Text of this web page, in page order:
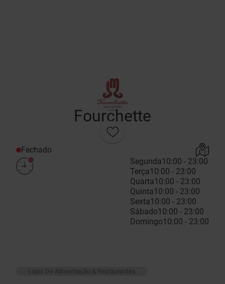
Fourchette
Fechado
Segunda10:00 - 23:00
Terça10:00 - 23:00
Quarta10:00 - 23:00
Quinta10:00 - 23:00
Sexta10:00 - 23:00
Sábado10:00 - 23:00
Domingo10:00 - 23:00
Lojas De Alimentação & Restaurantes